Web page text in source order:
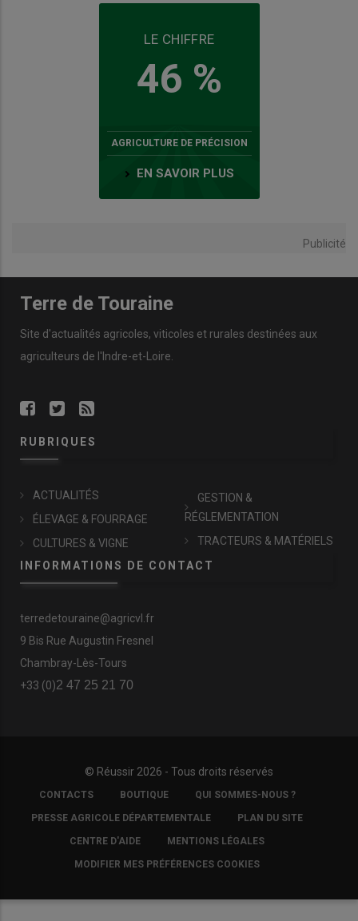
LE CHIFFRE
46 %
AGRICULTURE DE PRÉCISION
EN SAVOIR PLUS
Publicité
Terre de Touraine
Site d'actualités agricoles, viticoles et rurales destinées aux
agriculteurs de l'Indre-et-Loire.
RUBRIQUES
ACTUALITÉS
ÉLEVAGE & FOURRAGE
CULTURES & VIGNE
GESTION &
RÉGLEMENTATION
TRACTEURS & MATÉRIELS
INFORMATIONS DE CONTACT
terredetouraine@agricvl.fr
9 Bis Rue Augustin Fresnel
Chambray-Lès-Tours
+33 (0)2 47 25 21 70
© Réussir 2026 - Tous droits réservés
FOOTER
COPYRIGHT
CONTACTS BOUTIQUE QUI SOMMES-NOUS ?
PRESSE AGRICOLE DÉPARTEMENTALE PLAN DU SITE
CENTRE D'AIDE MENTIONS LÉGALES
MODIFIER MES PRÉFÉRENCES COOKIES